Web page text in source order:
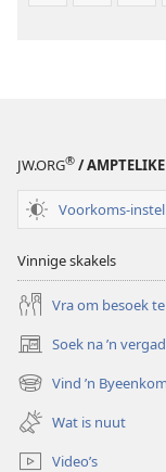
JW.ORG® / AMPTELIKE
Voorkoms-
Vinnige skakels
Vra om besoek
Soek na ’n
(maak
nuwe
venster
oop)
Vind ’n
(maak
nuwe
venster
oop)
Wat is nuut
Video’s